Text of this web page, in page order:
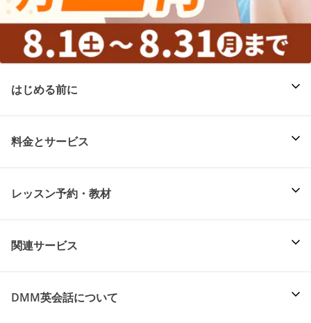
はじめる前に
料金とサービス
レッスン予約・教材
関連サービス
DMM英会話について